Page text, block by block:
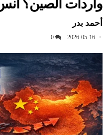
واردات الصين؟
أحمد بدر
2026-05-16
0